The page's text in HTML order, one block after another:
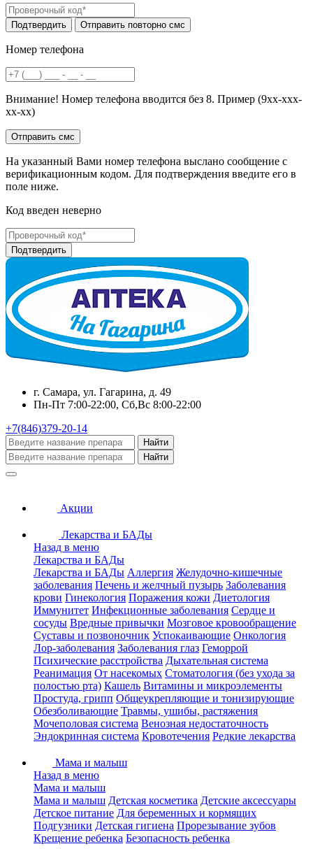
Номер телефона
Внимание! Номер телефона вводится без 8. Пример (9хх-ххх-
хх-хх)
На указанный Вами номер телефона выслано сообщение с
верификационным кодом. Для подтверждения введите его в
поле ниже.
Код введен неверно
г. Самара, ул. Гагарина, д. 49
Пн-Пт 7:00-22:00, Сб,Вс 8:00-22:00
+7(846)379-20-14
Найти
Найти
Акции
Лекарства и БАДы
Назад в меню
Лекарства и БАДы
Лекарства и БАДы Аллергия Желудочно-кишечные
заболевания Печень и желчный пузырь Заболевания
крови Гинекология Поражения кожи Диетология
Иммунитет Инфекционные заболевания Сердце и
сосуды Вредные привычки Мозговое кровообращение
Суставы и позвоночник Успокаивающие Онкология
Лор-заболевания Заболевания глаз Геморрой
Психические расстройства Дыхательная система
Реанимация От насекомых Стоматология (без ухода за
полостью рта) Кашель Витамины и микроэлементы
Простуда, грипп Общеукрепляющие и тонизирующие
Обезболивающие Травмы, ушибы, растяжения
Мочеполовая система Венозная недостаточность
Эндокринная система Кровотечения Редкие лекарства
Мама и малыш
Назад в меню
Мама и малыш
Мама и малыш Детская косметика Детские аксессуары
Детское питание Для беременных и кормящих
Подгузники Детская гигиена Прорезывание зубов
Крещение ребенка Безопасность ребенка